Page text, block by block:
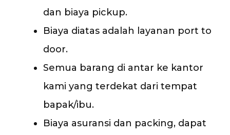
dan biaya pickup.
Biaya diatas adalah layanan port to
door.
Semua barang di antar ke kantor
kami yang terdekat dari tempat
bapak/ibu.
Biaya asuransi dan packing, dapat